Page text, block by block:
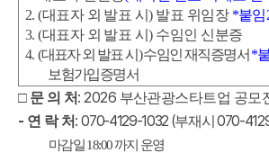
2. (대표자 외 발표 시) 발표 위임장 *붙임
3. (대표자 외 발표 시) 수임인 신분증
4.(대표자 외 발표 시 )수임인 재직증명서 *
보험가입증명서
□ 문 의 처: 2026 부산관광스타트업 공모
- 연 락 처:070-4129-1032 (부재시 070-
마감일18:00까지 운영